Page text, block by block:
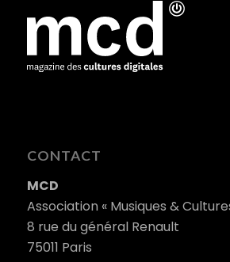
CONTACT
MCD
Association « Musiques &
8 rue du général Renault
75011 Paris